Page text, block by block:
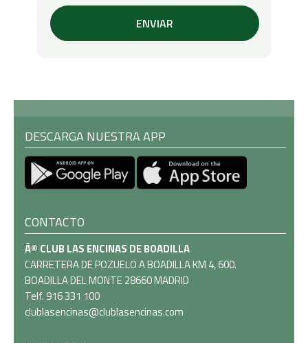
DESCARGA NUESTRA APP
CONTACTO
Â© CLUB LAS ENCINAS DE BOADILLA
CARRETERA DE POZUELO A BOADILLA KM 4, 600.
BOADILLA DEL MONTE 28660 MADRID
Telf. 916 331 100
clublasencinas@clublasencinas.com